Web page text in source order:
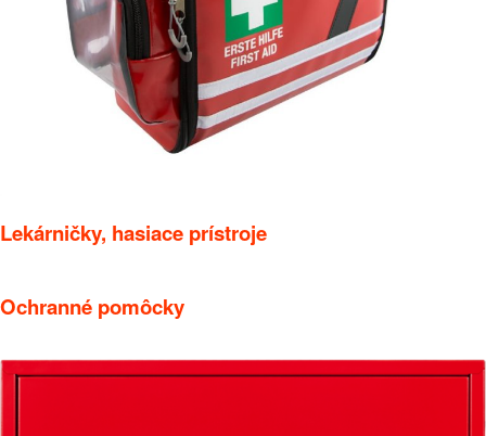
Lekárničky, hasiace prístroje
Ochranné pomôcky